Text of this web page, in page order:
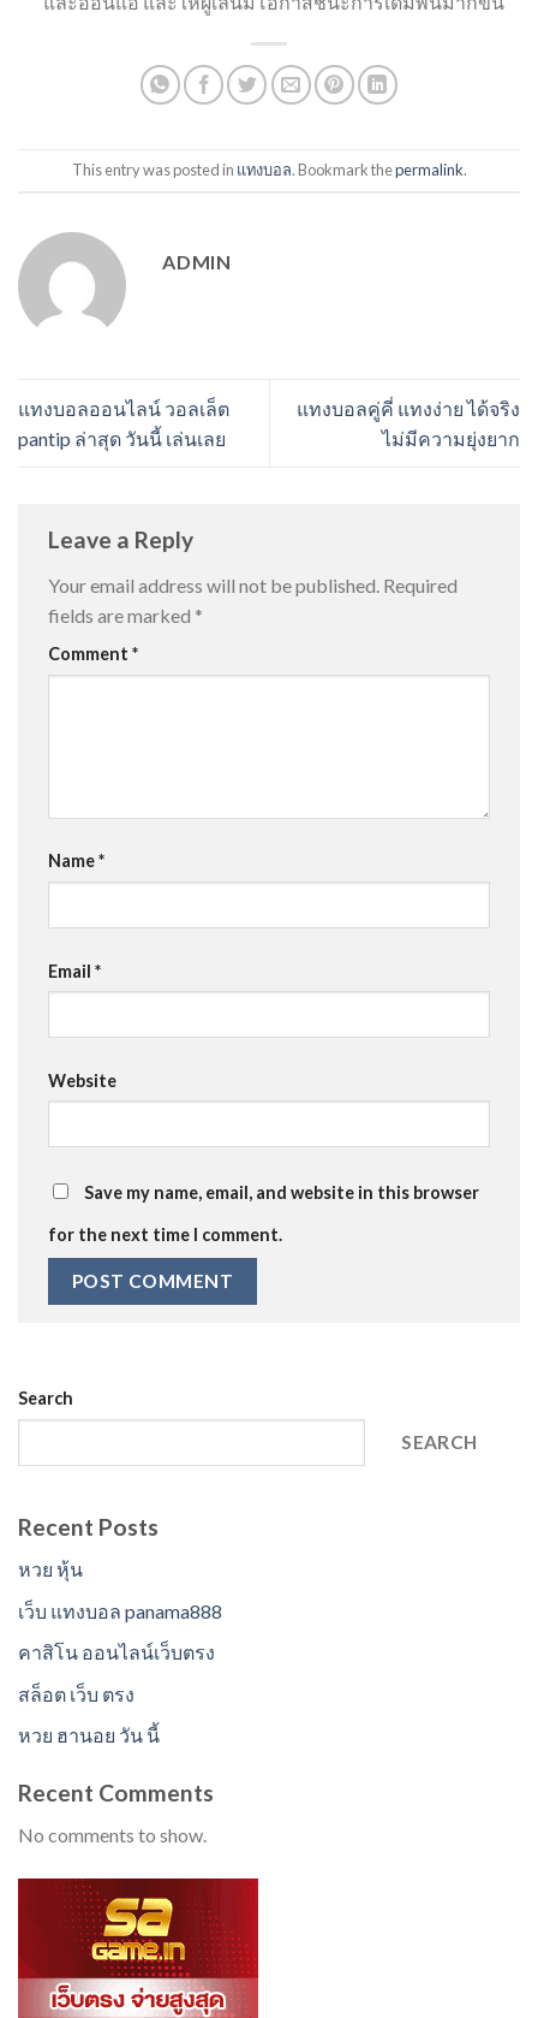
This entry was posted in แทงบอล. Bookmark thepermalink.
ADMIN
แทงบอลออนไลน์ วอลเล็ต
pantip ล่าสุด วันนี้ เล่นเลย
แทงบอลคู่คี่ แทงง่าย ได้จริง
ไม่มีความยุ่งยาก
Leave a Reply
Your email address will not be published. Required
fields are marked *
Comment *
Name*
Email *
Website
Save my name, email, and website in this browser
for the next time I comment.
Search
SEARCH
Recent Posts
หวย หุ้น
เว็บ แทงบอล panama888
คาสิโน ออนไลน์เว็บตรง
สล็อต เว็บ ตรง
หวย ฮานอย วัน นี้
Recent Comments
No comments to show.